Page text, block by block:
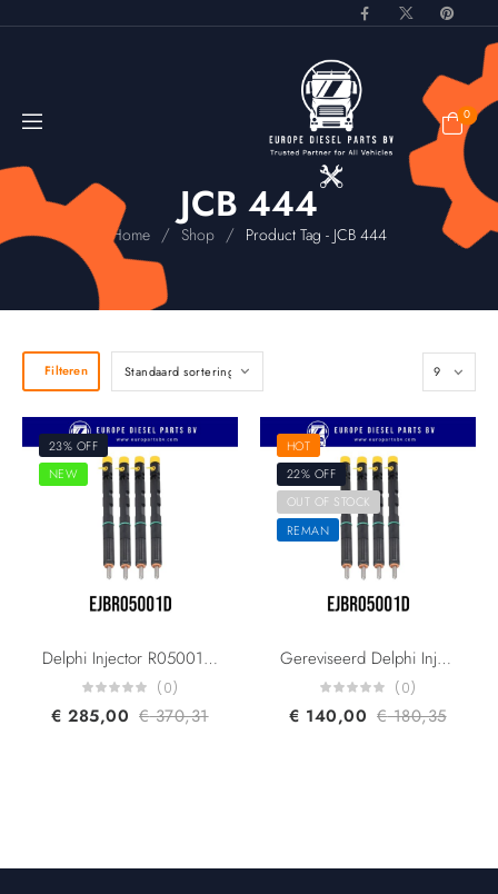
0
JCB 444
Home / Shop / Product Tag - JCB 444
Filteren
23% OFF
NEW
Delphi Injector R05001D 32006623 230-06623 For JCB 444/412S/416HT Engine 4.4 L
(0)
€ 285,00 €370,31
HOT
22% OFF
OUT OF STOCK
REMAN
Gereviseerd Delphi Injector R05001D 32006623 230-06623 For JCB 444/412S/416HT Engine 4.4 L
(0)
€ 140,00 €180,35